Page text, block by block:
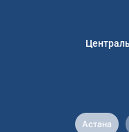
Астана